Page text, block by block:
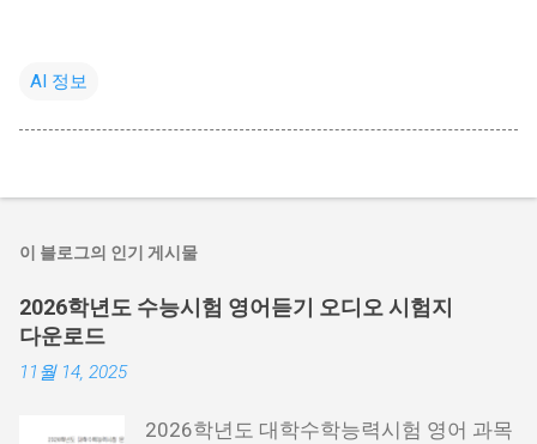
AI 정보
이 블로그의 인기 게시물
2026학년도 수능시험 영어듣기 오디오 시험지
다운로드
11월 14, 2025
2026학년도 대학수학능력시험 영어 과목